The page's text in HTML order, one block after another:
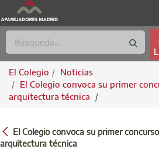
El Colegio
Noticias
El Colegio convoca su primer
arquitectura técnica
/
EL COLEGIO CONVOCA
El Colegio convoca su primer
arquitectura técnica